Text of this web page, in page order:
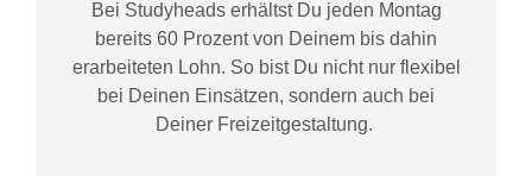
Bei Studyheadserhältst Du jeden Montag
bereits 60 Prozent von Deinem bis dahin
erarbeiteten Lohn. So bist Du nicht nur flexibel
bei Deinen Einsätzen, sondern auch bei
DeinerFreizeitgestaltung.